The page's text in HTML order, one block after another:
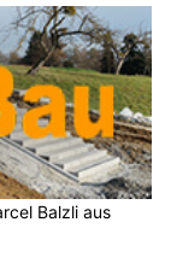
Balzli aus